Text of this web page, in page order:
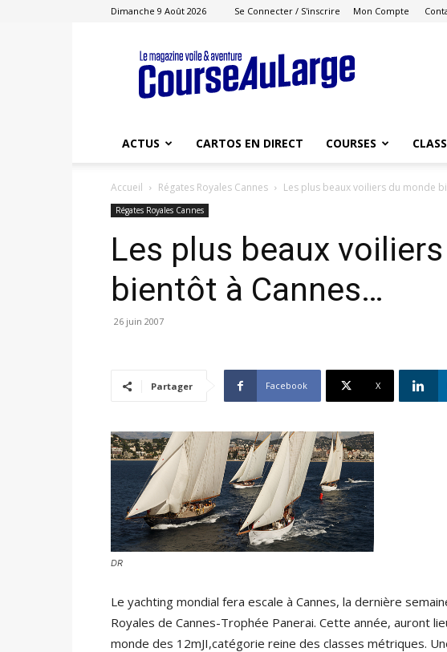
Dimanche 9 Août 2026 Se Connecter / S'inscrire Mon Compte
Course
au
Large
ACTUS CARTOS EN DIRECT COURSES
Accueil Régates Royales Cannes Les plus beaux voiliers du monde
Régates Royales Cannes
Les plus beaux
bientôt à Cannes…
26 juin 2007
Partager Facebook X
DR
Le yachting mondial fera escale à Cannes, la dernière
Royales de Cannes-Trophée Panerai. Cette année, auront
monde des 12mJI,catégorie reine des classes métriques.